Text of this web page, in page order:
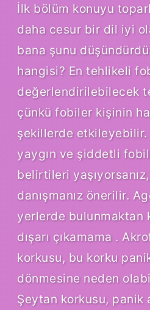
İlk bölüm konuyu
daha cesur bir dil iyi
bana şunu
hangisi? En tehlikeli
değerlendirilebilecek
çünkü fobiler kişinin
şekillerde etkileyebilir.
yaygın ve şiddetli
belirtileri
danışmanız önerilir.
yerlerde bulunmaktan
dışarı çıkamama .
korkusu, bu korku
dönmesine neden
Şeytan korkusu, panik